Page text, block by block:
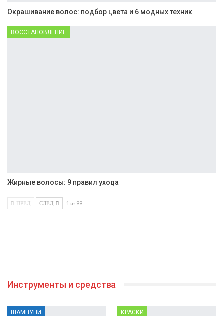
Окрашивание волос: подбор цвета и 6 модных техник
ВОССТАНОВЛЕНИЕ
Жирные волосы: 9 правил ухода
ПРЕД СЛЕД 1 из 99
Инструменты и средства
ШАМПУНИ КРАСКИ